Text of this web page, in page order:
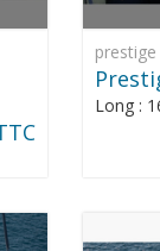
prestige
Long :